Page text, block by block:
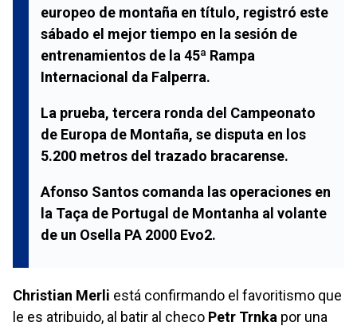
europeo de montaña en título, registró este
sábado el mejor tiempo en la sesión de
entrenamientos de la 45ª Rampa
Internacional da Falperra.
La prueba, tercera ronda del Campeonato
de Europa de Montaña, se disputa en los
5.200 metros del trazado bracarense.
Afonso Santos comanda las operaciones en
la Taça de Portugal de Montanha al volante
de un Osella PA 2000 Evo2.
Christian Merli está confirmando el favoritismo que
le es atribuido, al batir al checo Petr Trnka por una